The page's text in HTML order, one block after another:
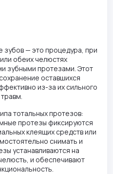
зубов — это процедура, при
обеих челюстях
зубными протезами. Этот
оставшихся
из-за их сильного
тотальных протезов:
протезы фиксируются
клеящих средств или
снимать и
устанавливаются на
и обеспечивают